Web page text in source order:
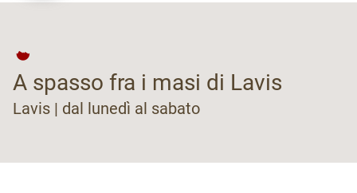
A spasso fra i masi di Lavis
Lavis | dal lunedì al sabato